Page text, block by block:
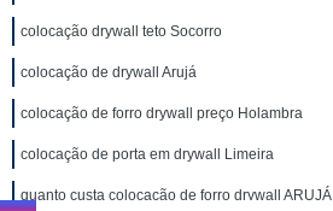
colocação drywall teto Socorro
colocação de drywall Arujá
colocação de forro drywall preço Holambra
colocação de porta em drywall Limeira
quanto custa colocação de forro drywall ARUJÁ